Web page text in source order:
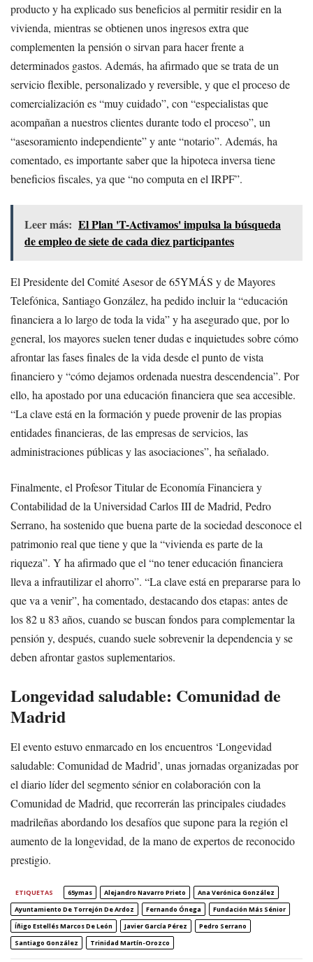
producto y ha explicado sus beneficios al permitir residir en la
vivienda, mientras se obtienen unos ingresos extra que
complementen la pensión o sirvan para hacer frente a
determinados gastos. Además, ha afirmado que se trata de un
servicio flexible, personalizado y reversible, y que el proceso de
comercialización es “muy cuidado”, con “especialistas que
acompañan a nuestros clientes durante todo el proceso”, un
“asesoramiento independiente” y ante “notario”. Además, ha
comentado, es importante saber que la hipoteca inversa tiene
beneficios fiscales, ya que “no computa en el IRPF”.
Leer más: El Plan 'T-Activamos' impulsa la búsqueda
de empleo de siete de cada diez participantes
El Presidente del Comité Asesor de 65YMÁS y de Mayores
Telefónica, Santiago González, ha pedido incluir la “educación
financiera a lo largo de toda la vida” y ha asegurado que, por lo
general, los mayores suelen tener dudas e inquietudes sobre cómo
afrontar las fases finales de la vida desde el punto de vista
financiero y “cómo dejamos ordenada nuestra descendencia”. Por
ello, ha apostado por una educación financiera que sea accesible.
“La clave está en la formación y puede provenir de las propias
entidades financieras, de las empresas de servicios, las
administraciones públicas y las asociaciones”, ha señalado.
Finalmente, el Profesor Titular de Economía Financiera y
Contabilidad de la Universidad Carlos III de Madrid, Pedro
Serrano, ha sostenido que buena parte de la sociedad desconoce el
patrimonio real que tiene y que la “vivienda es parte de la
riqueza”. Y ha afirmado que el “no tener educación financiera
lleva a infrautilizar el ahorro”. “La clave está en prepararse para lo
que va a venir”, ha comentado, destacando dos etapas: antes de
los 82 u 83 años, cuando se buscan fondos para complementar la
pensión y, después, cuando suele sobrevenir la dependencia y se
deben afrontar gastos suplementarios.
Longevidad saludable: Comunidad de
Madrid
El evento estuvo enmarcado en los encuentros ‘Longevidad
saludable: Comunidad de Madrid’, unas jornadas organizadas por
el diario líder del segmento sénior en colaboración con la
Comunidad de Madrid, que recorrerán las principales ciudades
madrileñas abordando los desafíos que supone para la región el
aumento de la longevidad, de la mano de expertos de reconocido
prestigio.
ETIQUETAS 65ymas Alejandro Navarro Prieto
Ana Verónica González
Ayuntamiento De Torrejón De Ardoz
Fernando Ónega
Fundación Más Sénior
Íñigo Estellés Marcos De León
Javier García Pérez
Pedro Serrano
Santiago González
Trinidad Martín-Orozco